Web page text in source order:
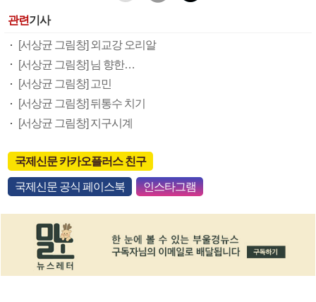
관련기사
[서상균 그림창] 외교강 오리알
[서상균 그림창] 님 향한…
[서상균 그림창] 고민
[서상균 그림창] 뒤통수 치기
[서상균 그림창] 지구시계
국제신문 카카오플러스 친구
국제신문 공식 페이스북 인스타그램